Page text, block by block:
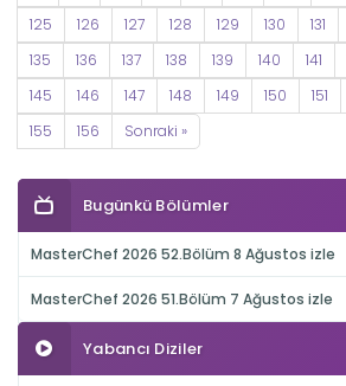
125
126 127 128 129 130 131
135
136 137 138 139 140 141
145
146 147 148 149 150 151
155
156 Sonraki »
Bugünkü Bölümler
MasterChef 2026 52.Bölüm 8 Ağustos izle
MasterChef 2026 51.Bölüm 7 Ağustos izle
Yabancı Diziler